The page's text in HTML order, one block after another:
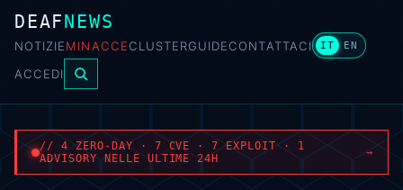
DEAFNEWS
NOTIZIEMINACCECLUSTERGUIDECONTATTACI IT EN
ACCEDI
// 4 ZERO-DAY · 7 CVE · 7 EXPLOIT · 1
ADVISORY NELLE ULTIME 24H
→